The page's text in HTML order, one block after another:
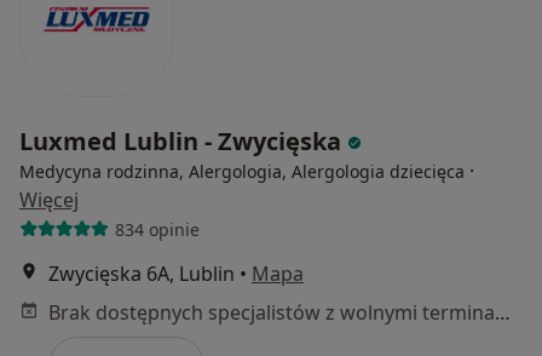
Luxmed Lublin - Zwycięska
Medycyna rodzinna, Alergologia, Alergologia dziecięca ·
Więcej
834 opinie
Zwycięska 6A, Lublin • Mapa
Brak dostępnych specjalistów z wolnymi terminami w tym centrum medycznym.